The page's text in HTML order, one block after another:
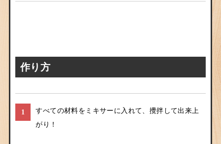
作り方
1
すべての材料をミキサーに入れて、攪拌して出来上
がり！